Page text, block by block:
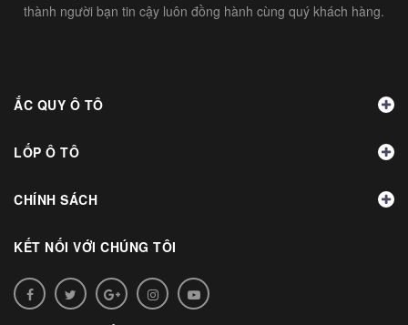
thành người bạn tin cậy luôn đồng hành cùng quý khách hàng.
ẮC QUY Ô TÔ
LỐP Ô TÔ
CHÍNH SÁCH
KẾT NỐI VỚI CHÚNG TÔI